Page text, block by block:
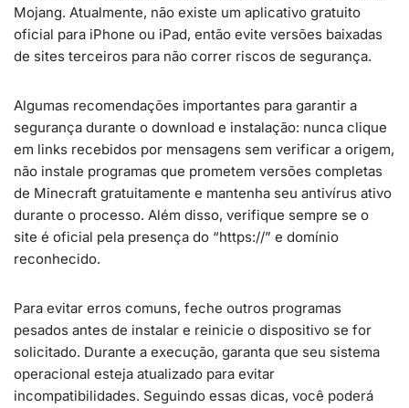
Mojang. Atualmente, não existe um aplicativo gratuito
oficial para iPhone ou iPad, então evite versões baixadas
de sites terceiros para não correr riscos de segurança.
Algumas recomendações importantes para garantir a
segurança durante o download e instalação: nunca clique
em links recebidos por mensagens sem verificar a origem,
não instale programas que prometem versões completas
de Minecraft gratuitamente e mantenha seu antivírus ativo
durante o processo. Além disso, verifique sempre se o
site é oficial pela presença do “https://” e domínio
reconhecido.
Para evitar erros comuns, feche outros programas
pesados antes de instalar e reinicie o dispositivo se for
solicitado. Durante a execução, garanta que seu sistema
operacional esteja atualizado para evitar
incompatibilidades. Seguindo essas dicas, você poderá